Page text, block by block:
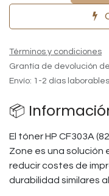
Términos y condiciones
Grantía de devolución
Envío: 1-2 días laborables
📦
El tóner HP CF303A
Zone es una solución
reducir costes de
durabilidad similares